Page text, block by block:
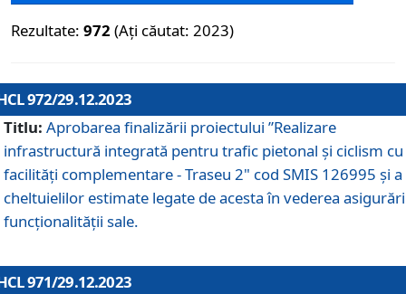
Rezultate: 972 (Ați căutat: 2023)
972/29.12.2023
Titlu: Aprobarea finalizării proiectului ”Realizare
infrastructură integrată pentru trafic pietonal și ciclism cu
facilități complementare - Traseu 2" cod SMIS 126995 și a
cheltuielilor estimate legate de acesta în vederea
funcționalității sale.
971/29.12.2023